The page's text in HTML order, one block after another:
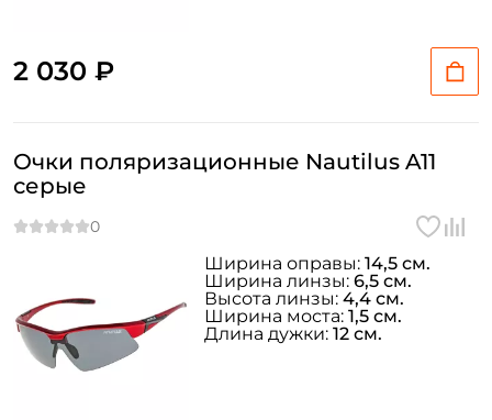
2 030 ₽
Очки поляризационные Nautilus A11
серые
Ширина оправы: 14,5 см.
Ширина линзы: 6,5 см.
Высота линзы: 4,4 см.
Ширина моста: 1,5 см.
Длина дужки: 12 см.
Создать аккаунт
ФИО: *
Email: *